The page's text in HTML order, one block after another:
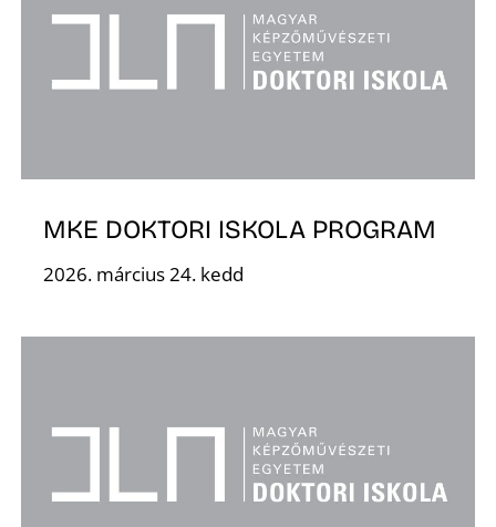
MKE DOKTORI ISKOLA PROGRAM
2026. március 24. kedd